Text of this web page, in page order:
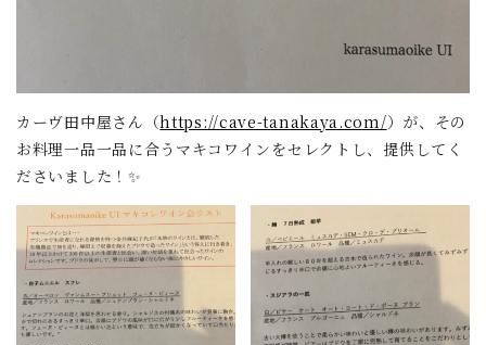
カーヴ田中屋さん（https://cave-tanakaya.com/）が、その
お料理一品一品に合うマキコワインをセレクトし、提供してく
ださいました！✨